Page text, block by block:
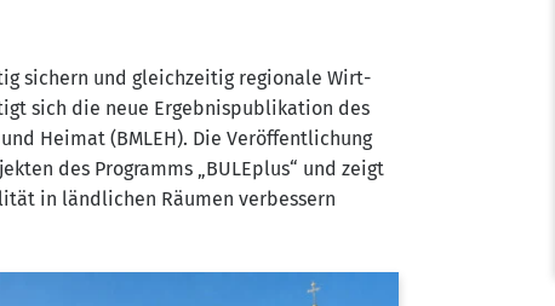
sichern und gleich­zei­tig regio­na­le Wirt­
sich die neue Ergeb­nis­pu­bli­ka­ti­on des
Hei­mat (BMLEH). Die Ver­öf­fent­li­chung
des Pro­gramms „BULE­plus“ und zeigt
in länd­li­chen Räu­men ver­bes­sern